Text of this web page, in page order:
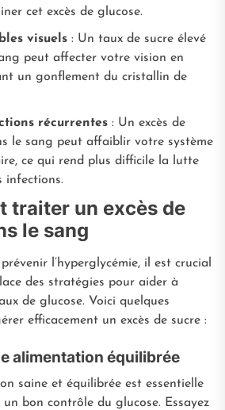
cet excès de glucose.
visuels: Un taux de sucre élevé
peut affecter votre vision en
un gonflement du cristallin de
récurrentes: Un excès de
le sang peut affaiblir votre système
ce qui rend plus difficile la lutte
infections.
traiter un excès de
le sang
l’hyperglycémie, il est crucial
des stratégies pour aider à
de glucose. Voici quelques
efficacement un excès de sucre :
alimentation équilibrée
saine et équilibrée est essentielle
bon contrôle du glucose. Essayez